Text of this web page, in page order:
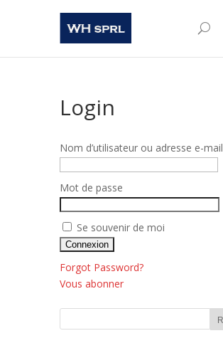
Login
Nom d’utilisateur ou adresse e-mail
Mot de passe
Se souvenir de moi
Forgot Password?
Vous abonner